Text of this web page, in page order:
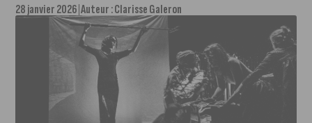
28 janvier 2026 Auteur :Clarisse Galeron